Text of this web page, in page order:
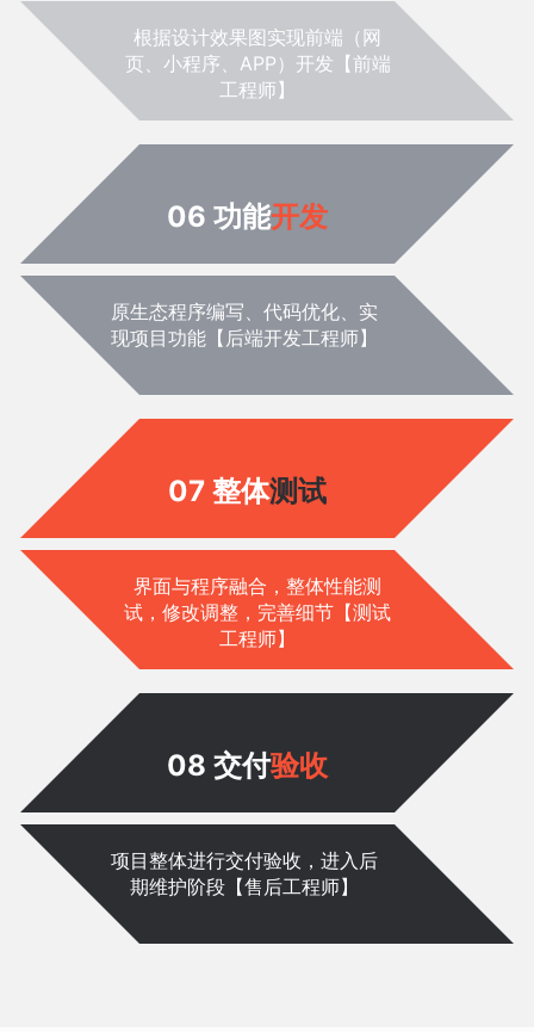
根据设计效果图实现前端（网
页、小程序、APP）开发【前端
工程师】
06 功能开发
原生态程序编写、代码优化、实
现项目功能【后端开发工程师】
07 整体测试
界面与程序融合，整体性能测
试，修改调整，完善细节【测试
工程师】
08 交付验收
项目整体进行交付验收，进入后
期维护阶段【售后工程师】